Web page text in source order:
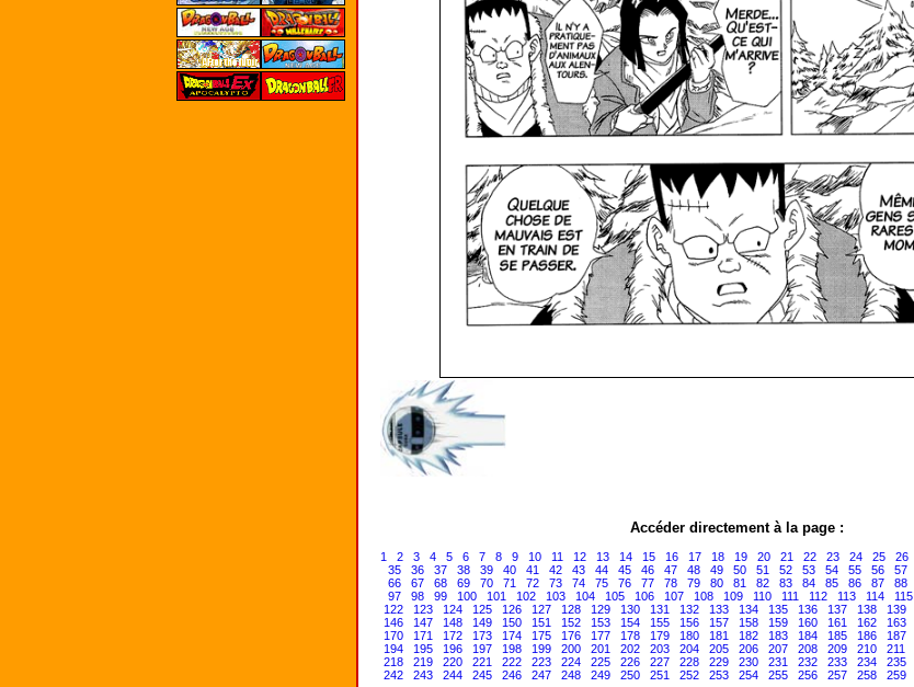
Accéder directement à la page :
1 2 3 4 5 6 7 8 9 10 11 12 13 14 15 16 17 18 19 20 21 22 23 24 25 26
35
36 37 38 39 40 41 42 43 44 45 46 47 48 49 50 51 52 53 54 55 56 57
66
67 68 69 70 71 72 73 74 75 76 77 78 79 80 81 82 83 84 85 86 87 88
97
98 99 100 101 102 103 104 105 106 107 108 109 110 111 112 113 114 115
122
123 124 125 126 127 128 129 130 131 132 133 134 135 136 137 138 139
146
147 148 149 150 151 152 153 154 155 156 157 158 159 160 161 162 163
170
171 172 173 174 175 176 177 178 179 180 181 182 183 184 185 186 187
194
195 196 197 198 199 200 201 202 203 204 205 206 207 208 209 210 211
218
219 220 221 222 223 224 225 226 227 228 229 230 231 232 233 234 235
242
243 244 245 246 247 248 249 250 251 252 253 254 255 256 257 258 259